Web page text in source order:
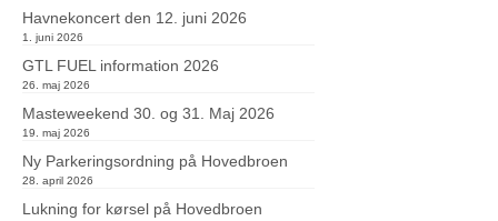
Havnekoncert den 12. juni 2026
1. juni 2026
GTL FUEL information 2026
26. maj 2026
Masteweekend 30. og 31. Maj 2026
19. maj 2026
Ny Parkeringsordning på Hovedbroen
28. april 2026
Lukning for kørsel på Hovedbroen